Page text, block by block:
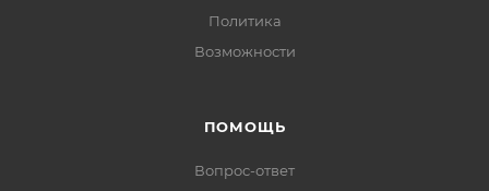
Политика
Возможности
ПОМОЩЬ
Вопрос-ответ